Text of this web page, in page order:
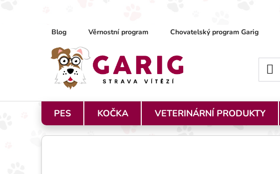
Přejít na obsahBlog Věrnostní program Chovatelský program Garig
PES KOČKA VETERINÁRNÍ PRODUKTY